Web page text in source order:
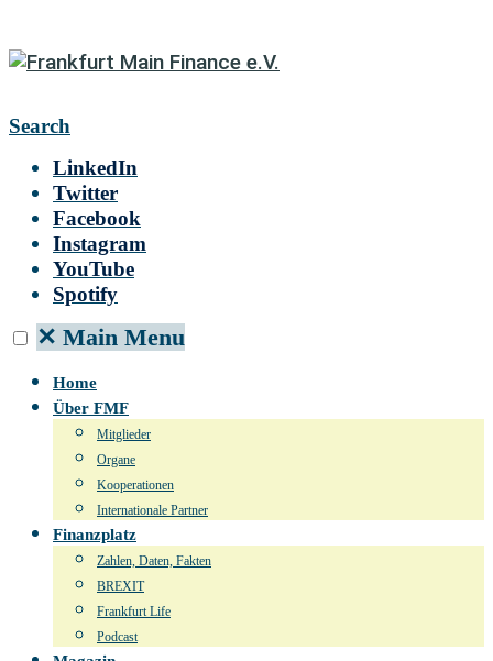
Search
LinkedIn
Twitter
Facebook
Instagram
YouTube
Spotify
✕ Main Menu
Home
Über FMF
Mitglieder
Organe
Kooperationen
Internationale Partner
Finanzplatz
Zahlen, Daten, Fakten
BREXIT
Frankfurt Life
Podcast